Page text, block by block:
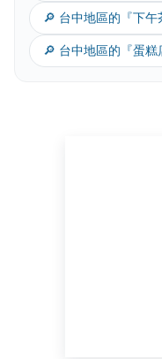
🔎 台中地區的『下午
🔎 台中地區的『蛋糕